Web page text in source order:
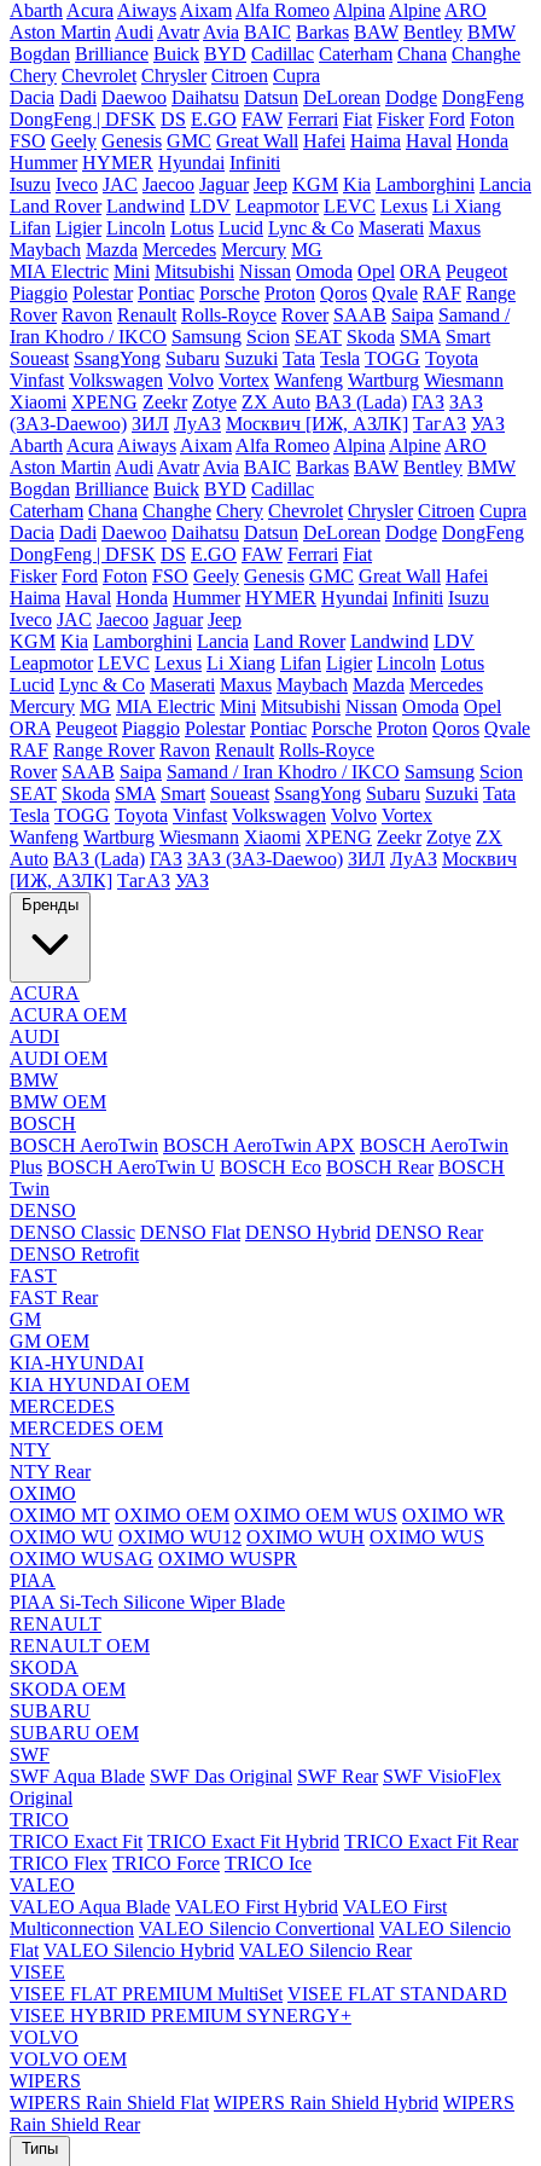
Abarth Acura Aiways Aixam Alfa Romeo Alpina Alpine ARO
Aston Martin Audi Avatr Avia BAIC Barkas BAW Bentley BMW
Bogdan Brilliance Buick BYD Cadillac Caterham Chana Changhe
Chery Chevrolet Chrysler Citroen Cupra
Dacia Dadi Daewoo Daihatsu Datsun DeLorean Dodge DongFeng
DongFeng | DFSK DS E.GO FAW Ferrari Fiat Fisker Ford Foton
FSO Geely Genesis GMC Great Wall Hafei Haima Haval Honda
Hummer HYMER Hyundai Infiniti
Isuzu Iveco JAC Jaecoo Jaguar Jeep KGM Kia Lamborghini Lancia
Land Rover Landwind LDV Leapmotor LEVC Lexus Li Xiang
Lifan Ligier Lincoln Lotus Lucid Lync & Co Maserati Maxus
Maybach Mazda Mercedes Mercury MG
MIA Electric Mini Mitsubishi Nissan Omoda Opel ORA Peugeot
Piaggio Polestar Pontiac Porsche Proton Qoros Qvale RAF Range
Rover Ravon Renault Rolls-Royce Rover SAAB Saipa Samand /
Iran Khodro / IKCO Samsung Scion SEAT Skoda SMA Smart
Soueast SsangYong Subaru Suzuki Tata Tesla TOGG Toyota
Vinfast Volkswagen Volvo Vortex Wanfeng Wartburg Wiesmann
Xiaomi XPENG Zeekr Zotye ZX Auto ВАЗ (Lada) ГАЗ ЗАЗ
(ЗАЗ-Daewoo) ЗИЛ ЛуАЗ Москвич [ИЖ, АЗЛК] ТагАЗ УАЗ
Abarth Acura Aiways Aixam Alfa Romeo Alpina Alpine ARO
Aston Martin Audi Avatr Avia BAIC Barkas BAW Bentley BMW
Bogdan Brilliance Buick BYD Cadillac
Caterham Chana Changhe Chery Chevrolet Chrysler Citroen Cupra
Dacia Dadi Daewoo Daihatsu Datsun DeLorean Dodge DongFeng
DongFeng | DFSK DS E.GO FAW Ferrari Fiat
Fisker Ford Foton FSO Geely Genesis GMC Great Wall Hafei
Haima Haval Honda Hummer HYMER Hyundai Infiniti Isuzu
Iveco JAC Jaecoo Jaguar Jeep
KGM Kia Lamborghini Lancia Land Rover Landwind LDV
Leapmotor LEVC Lexus Li Xiang Lifan Ligier Lincoln Lotus
Lucid Lync & Co Maserati Maxus Maybach Mazda Mercedes
Mercury MG MIA Electric Mini Mitsubishi Nissan Omoda Opel
ORA Peugeot Piaggio Polestar Pontiac Porsche Proton Qoros Qvale
RAF Range Rover Ravon Renault Rolls-Royce
Rover SAAB Saipa Samand / Iran Khodro / IKCO Samsung Scion
SEAT Skoda SMA Smart Soueast SsangYong Subaru Suzuki Tata
Tesla TOGG Toyota Vinfast Volkswagen Volvo Vortex
Wanfeng Wartburg Wiesmann Xiaomi XPENG Zeekr Zotye ZX
Auto ВАЗ (Lada) ГАЗ ЗАЗ (ЗАЗ-Daewoo) ЗИЛ ЛуАЗ Москвич
[ИЖ, АЗЛК] ТагАЗ УАЗ
Бренды
ACURA
ACURA OEM
AUDI
AUDI OEM
BMW
BMW OEM
BOSCH
BOSCH AeroTwin BOSCH AeroTwin APX BOSCH AeroTwin
Plus BOSCH AeroTwin U BOSCH Eco BOSCH Rear BOSCH
Twin
DENSO
DENSO Classic DENSO Flat DENSO Hybrid DENSO Rear
DENSO Retrofit
FAST
FAST Rear
GM
GM OEM
KIA-HYUNDAI
KIA HYUNDAI OEM
MERCEDES
MERCEDES OEM
NTY
NTY Rear
OXIMO
OXIMO MT OXIMO OEM OXIMO OEM WUS OXIMO WR
OXIMO WU OXIMO WU12 OXIMO WUH OXIMO WUS
OXIMO WUSAG OXIMO WUSPR
PIAA
PIAA Si-Tech Silicone Wiper Blade
RENAULT
RENAULT OEM
SKODA
SKODA OEM
SUBARU
SUBARU OEM
SWF
SWF Aqua Blade SWF Das Original SWF Rear SWF VisioFlex
Original
TRICO
TRICO Exact Fit TRICO Exact Fit Hybrid TRICO Exact Fit Rear
TRICO Flex TRICO Force TRICO Ice
VALEO
VALEO Aqua Blade VALEO First Hybrid VALEO First
Multiconnection VALEO Silencio Convertional VALEO Silencio
Flat VALEO Silencio Hybrid VALEO Silencio Rear
VISEE
VISEE FLAT PREMIUM MultiSet VISEE FLAT STANDARD
VISEE HYBRID PREMIUM SYNERGY+
VOLVO
VOLVO OEM
WIPERS
WIPERS Rain Shield Flat WIPERS Rain Shield Hybrid WIPERS
Rain Shield Rear
Типы